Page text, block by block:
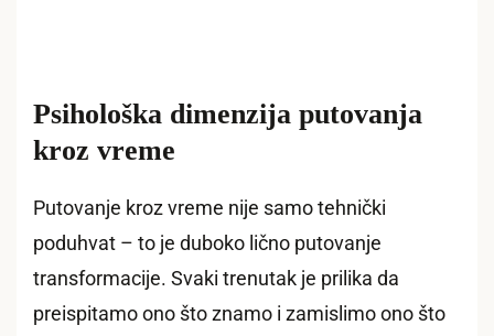
Psihološka dimenzija putovanja
kroz vreme
Putovanje kroz vreme nije samo tehnički
poduhvat – to je duboko lično putovanje
transformacije. Svaki trenutak je prilika da
preispitamo ono što znamo i zamislimo ono što